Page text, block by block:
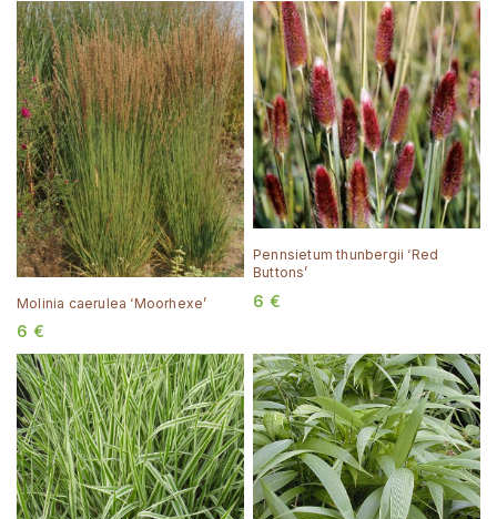
Molinia caerulea ‘Moorhexe’
6 €
Pennsietum thunbergii ‘Red
Buttons’
6 €